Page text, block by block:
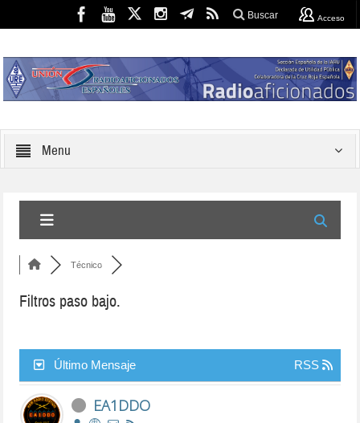
Buscar Acceso
Menu
Técnico
Filtros paso bajo.
Último Mensaje RSS
EA1DDO